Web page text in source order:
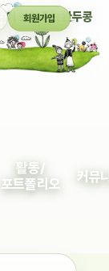
어 보여주는 완두콩
회원가입
활동/
포트폴리오
커뮤